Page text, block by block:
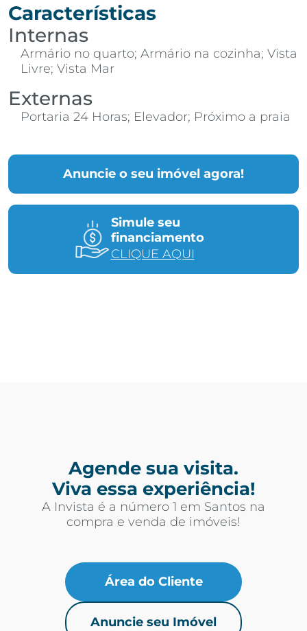
Anuncie o seu imóvel agora!
Simule seu
financiamento
CLIQUE AQUI
Características
Internas
Armário no quarto; Armário na cozinha; Vista
Livre; Vista Mar
Externas
Portaria 24 Horas; Elevador; Próximo a praia
Agende sua visita.
Viva essa experiência!
A Invista é a número 1 em Santos na
compra e venda de imóveis!
Área do Cliente
Anuncie seu Imóvel